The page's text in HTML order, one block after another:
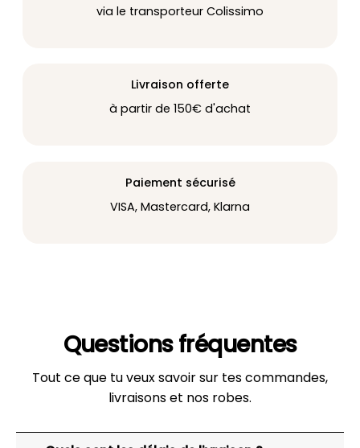
via le transporteur Colissimo
Livraison offerte
à partir de 150€ d'achat
Paiement sécurisé
VISA, Mastercard, Klarna
Questions fréquentes
Tout ce que tu veux savoir sur tes commandes,
livraisons et nos robes.